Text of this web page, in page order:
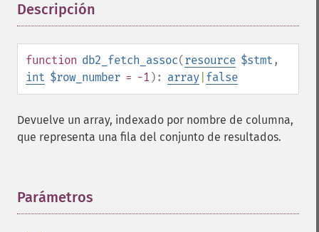
Descripción
function db2_fetch_assoc(resource $stmt ,
int $row_number = -1): array false
Devuelve un array, indexado por nombre de columna,
que representa una fila del conjunto de resultados.
Parámetros